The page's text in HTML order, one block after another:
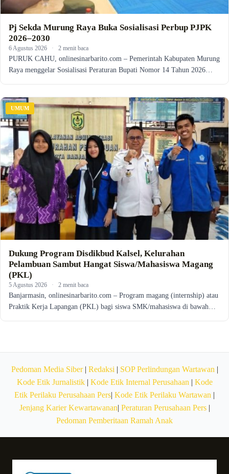
Pj Sekda Murung Raya Buka Sosialisasi Perbup PJPK
2026–2030
6 Agustus 2026 · 2 menit baca
PURUK CAHU, onlinesinarbarito.com – Pemerintah Kabupaten Murung
Raya menggelar Sosialisasi Peraturan Bupati Nomor 14 Tahun 2026…
UMUM
Dukung Program Disdikbud Kalsel, Kelurahan
Pelambuan Sambut Hangat Siswa/Mahasiswa Magang
(PKL)
5 Agustus 2026 · 2 menit baca
Banjarmasin, onlinesinarbarito.com – Program magang (internship) atau
Praktik Kerja Lapangan (PKL) bagi siswa SMK/mahasiswa di bawah…
Pedoman Media Siber| Redaksi | SOP Perlindungan Wartawan |
Kode Etik Jurnalistik| Kode Etik Internal Perusahaan | Kode
Etik Perilaku Perusahaan Pers| Kode Etik Perilaku Wartawan |
Jenjang Karier Kewartawanan| Peraturan Perusahaan Pers|
Pedoman Pemberitaan Ramah Anak